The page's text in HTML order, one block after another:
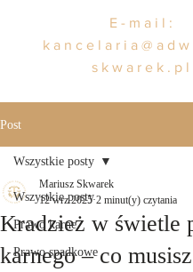
E-mail:
skwarek.pl
Post
Wszystkie posty
Prawo karne
Prawo spadkowe
Wszystkie posty
Kradzież w świetle
karnego – co musisz
Mariusz Skwarek
12 wrz 2025 2 minut(y) czytania